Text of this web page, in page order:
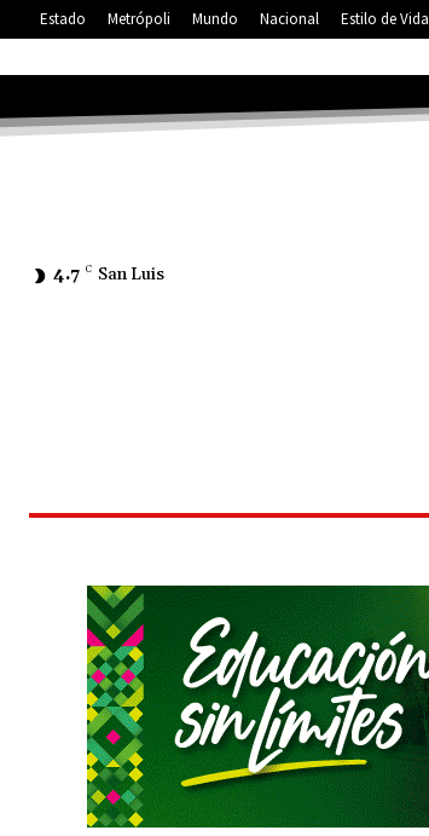
Estado Metrópoli Mundo Nacional Estilo de Vida
4.7 C San Luis